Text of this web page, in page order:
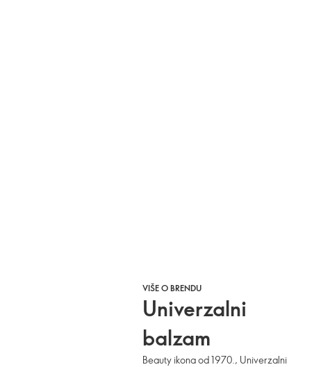
VIŠE O BRENDU
Univerzalni
balzam
Beauty ikona od 1970., Univerzalni